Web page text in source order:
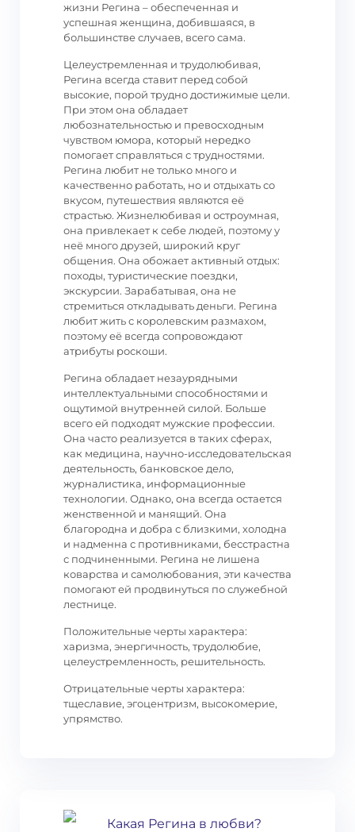
жизни Регина – обеспеченная и
успешная женщина, добившаяся, в
большинстве случаев, всего сама.
Целеустремленная и трудолюбивая,
Регина всегда ставит перед собой
высокие, порой трудно достижимые цели.
При этом она обладает
любознательностью и превосходным
чувством юмора, который нередко
помогает справляться с трудностями.
Регина любит не только много и
качественно работать, но и отдыхать со
вкусом, путешествия являются её
страстью. Жизнелюбивая и остроумная,
она привлекает к себе людей, поэтому у
неё много друзей, широкий круг
общения. Она обожает активный отдых:
походы, туристические поездки,
экскурсии. Зарабатывая, она не
стремиться откладывать деньги. Регина
любит жить с королевским размахом,
поэтому её всегда сопровождают
атрибуты роскоши.
Регина обладает незаурядными
интеллектуальными способностями и
ощутимой внутренней силой. Больше
всего ей подходят мужские профессии.
Она часто реализуется в таких сферах,
как медицина, научно-исследовательская
деятельность, банковское дело,
журналистика, информационные
технологии. Однако, она всегда остается
женственной и манящий. Она
благородна и добра с близкими, холодна
и надменна с противниками, бесстрастна
с подчиненными. Регина не лишена
коварства и самолюбования, эти качества
помогают ей продвинуться по служебной
лестнице.
Положительные черты характера:
харизма, энергичность, трудолюбие,
целеустремленность, решительность.
Отрицательные черты характера:
тщеславие, эгоцентризм, высокомерие,
упрямство.
Какая Регина в любви?